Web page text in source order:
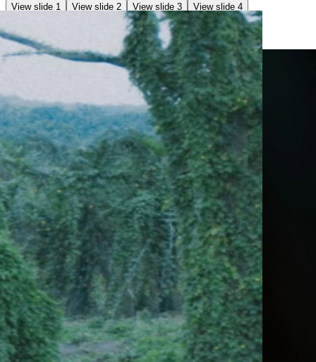
View slide 1 View slide 2 View slide 3 View slide 4